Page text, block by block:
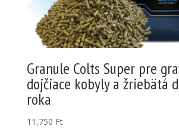
Granule Colts Super pre
dojčiace kobyly a žriebätá
roka
11,750 Ft